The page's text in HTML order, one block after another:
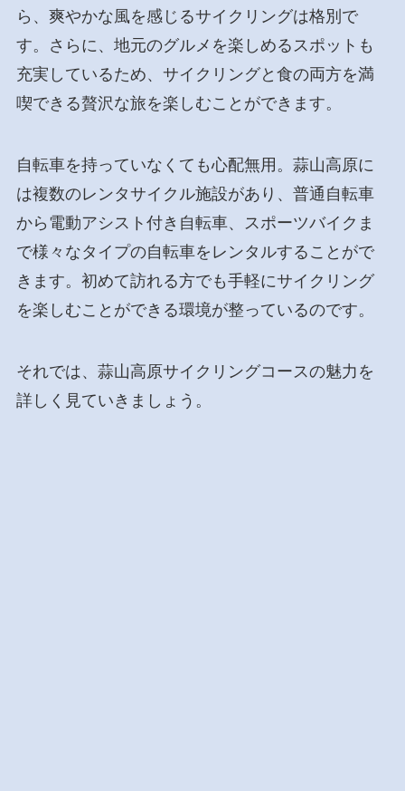
ら、爽やかな風を感じるサイクリングは格別で
す。さらに、地元のグルメを楽しめるスポットも
充実しているため、サイクリングと食の両方を満
喫できる贅沢な旅を楽しむことができます。
自転車を持っていなくても心配無用。蒜山高原に
は複数のレンタサイクル施設があり、普通自転車
から電動アシスト付き自転車、スポーツバイクま
で様々なタイプの自転車をレンタルすることがで
きます。初めて訪れる方でも手軽にサイクリング
を楽しむことができる環境が整っているのです。
それでは、蒜山高原サイクリングコースの魅力を
詳しく見ていきましょう。